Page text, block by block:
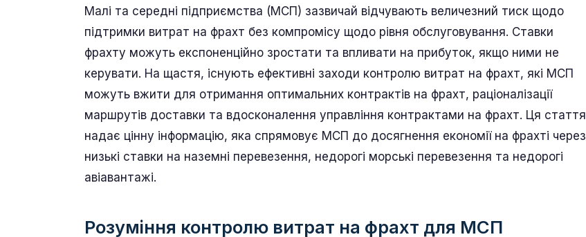
Малі та середні підприємства (МСП) зазвичай відчувають величезний тиск щодо
підтримки витрат на фрахт без компромісу щодо рівня обслуговування. Ставки
фрахту можуть експоненційно зростати та впливати на прибуток, якщо ними не
керувати. На щастя, існують ефективні заходи контролю витрат на фрахт, які МСП
можуть вжити для отримання оптимальних контрактів на фрахт, раціоналізації
маршрутів доставки та вдосконалення управління контрактами на фрахт. Ця стаття
надає цінну інформацію, яка спрямовує МСП до досягнення економії на фрахті через
низькі ставки на наземні перевезення, недорогі морські перевезення та недорогі
авіавантажі.
Розуміння контролю витрат на фрахт для МСП